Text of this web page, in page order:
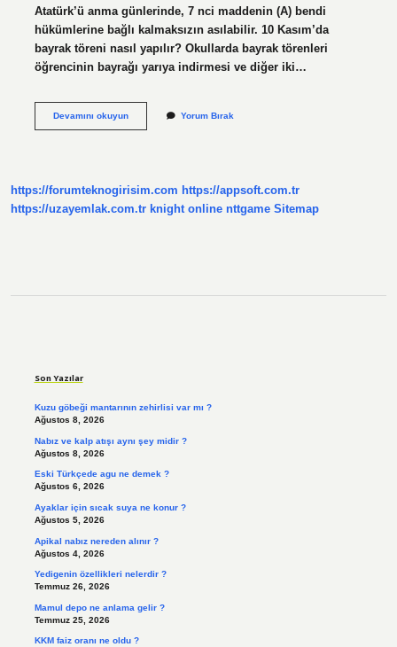
Atatürk’ü anma günlerinde, 7 nci maddenin (A) bendi
hükümlerine bağlı kalmaksızın asılabilir. 10 Kasım’da
bayrak töreni nasıl yapılır? Okullarda bayrak törenleri
öğrencinin bayrağı yarıya indirmesi ve diğer iki…
Devamını okuyun10
Yorum Bırak
https://forumteknogirisim.com https://appsoft.com.tr
https://uzayemlak.com.tr knight online nttgame Sitemap
Son Yazılar
Kuzu göbeği mantarının zehirlisi var mı ?
Ağustos 8, 2026
Nabız ve kalp atışı aynı şey midir ?
Ağustos 8, 2026
Eski Türkçede agu ne demek ?
Ağustos 6, 2026
Ayaklar için sıcak suya ne konur ?
Ağustos 5, 2026
Apikal nabız nereden alınır ?
Ağustos 4, 2026
Yedigenin özellikleri nelerdir ?
Temmuz 26, 2026
Mamul depo ne anlama gelir ?
Temmuz 25, 2026
KKM faiz oranı ne oldu ?